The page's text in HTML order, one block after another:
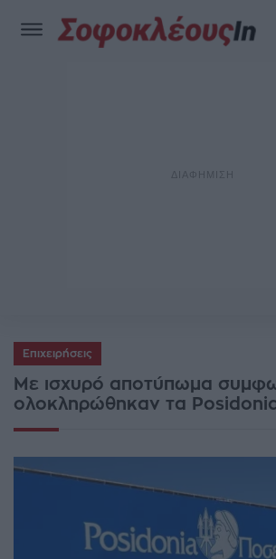
Επιχειρήσεις
Με ισχυρό αποτύπωμα
ολοκληρώθηκαν τα